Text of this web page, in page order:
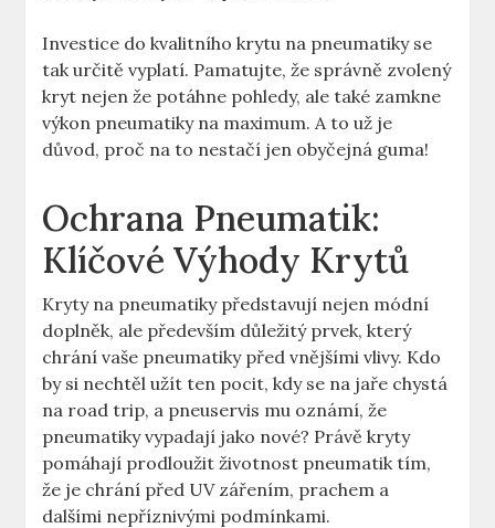
Investice do kvalitního krytu na pneumatiky se
tak určitě vyplatí. Pamatujte, že správně zvolený
kryt nejen že potáhne pohledy, ale také zamkne
výkon pneumatiky na maximum. A to už je
důvod, proč na to nestačí jen obyčejná guma!
Ochrana Pneumatik:
Klíčové Výhody Krytů
Kryty na pneumatiky představují nejen módní
doplněk, ale především důležitý prvek, který
chrání vaše pneumatiky před vnějšími vlivy. Kdo
by si nechtěl užít ten pocit, kdy se na jaře chystá
na road trip, a pneuservis mu oznámí, že
pneumatiky vypadají jako nové? Právě kryty
pomáhají prodloužit životnost pneumatik tím,
že je chrání před UV zářením, prachem a
dalšími nepříznivými podmínkami.